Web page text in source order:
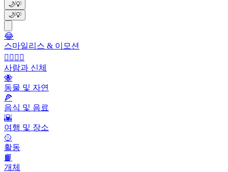
🌙💡
🌙💡
😂
스마일리스 & 이모션
👩‍❤️‍💋‍👨
사람과 신체
🐝
동물 및 자연
🍕
음식 및 음료
🌇
여행 및 장소
🥎
활동
📙
개체